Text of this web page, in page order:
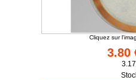
Cliquez sur
3.80